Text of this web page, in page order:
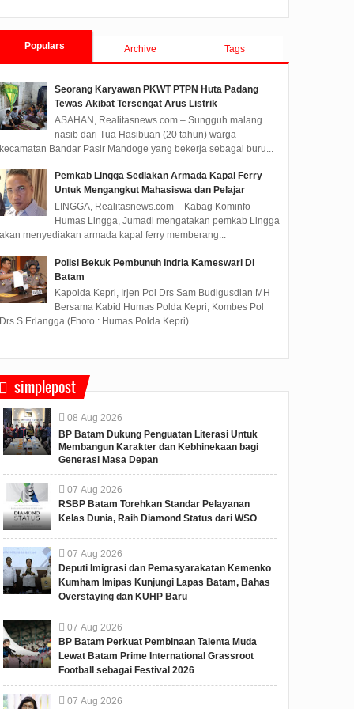
Wabup
-
Surya, BSc
Wakil Bupati
Ta...
Populars Archive Tags
Seorang Karyawan PKWT PTPN Huta Padang
Tewas Akibat Tersengat Arus Listrik
ASAHAN, Realitasnews.com – Sungguh malang
nasib dari Tua Hasibuan (20 tahun) warga
kecamatan Bandar Pasir Mandoge yang bekerja sebagai buru...
Pemkab Lingga Sediakan Armada Kapal Ferry
Untuk Mengangkut Mahasiswa dan Pelajar
LINGGA, Realitasnews.com - Kabag Kominfo
Humas Lingga, Jumadi mengatakan pemkab Lingga
akan menyediakan armada kapal ferry memberang...
Polisi Bekuk Pembunuh Indria Kameswari Di
Batam
Kapolda Kepri, Irjen Pol Drs Sam Budigusdian MH
Bersama Kabid Humas Polda Kepri, Kombes Pol
Drs S Erlangga (Fhoto : Humas Polda Kepri) ...
simplepost
08 Aug 2026
BP Batam Dukung Penguatan Literasi Untuk
Membangun Karakter dan Kebhinekaan bagi
Generasi Masa Depan
07 Aug 2026
RSBP Batam Torehkan Standar Pelayanan
Kelas Dunia, Raih Diamond Status dari WSO
07 Aug 2026
Deputi Imigrasi dan Pemasyarakatan Kemenko
Kumham Imipas Kunjungi Lapas Batam, Bahas
Overstaying dan KUHP Baru
07 Aug 2026
BP Batam Perkuat Pembinaan Talenta Muda
Lewat Batam Prime International Grassroot
Football sebagai Festival 2026
07 Aug 2026